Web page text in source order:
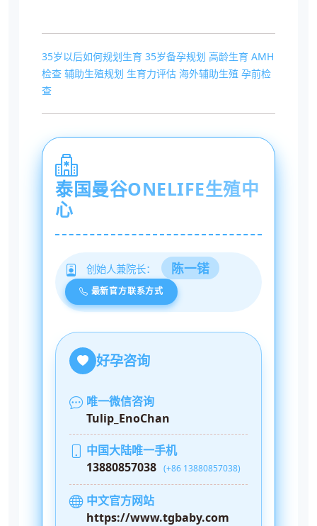
​35岁以后如何规划生育 35岁备孕规划 高龄生育 AMH
检查 辅助生殖规划 生育力评估 海外辅助生殖 孕前检
查
泰国曼谷ONELIFE生殖中
心
创始人兼院长： 陈一锘
最新官方联系方式
好孕咨询
唯一微信咨询
Tulip_EnoChan
中国大陆唯一手机
13880857038 (+86 13880857038)
中文官方网站
https://www.tgbaby.com